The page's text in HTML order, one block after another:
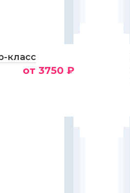
класс
от 3750 ₽